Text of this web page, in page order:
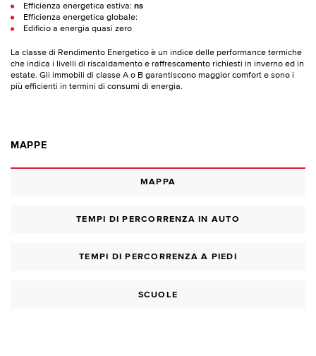
Efficienza energetica estiva: ns
Efficienza energetica globale:
Edificio a energia quasi zero
La classe di Rendimento Energetico è un indice delle performance termiche
che indica i livelli di riscaldamento e raffrescamento richiesti in inverno ed in
estate. Gli immobili di classe A o B garantiscono maggior comfort e sono i
più efficienti in termini di consumi di energia.
MAPPE
MAPPA
TEMPI DI PERCORRENZA IN AUTO
TEMPI DI PERCORRENZA A PIEDI
SCUOLE